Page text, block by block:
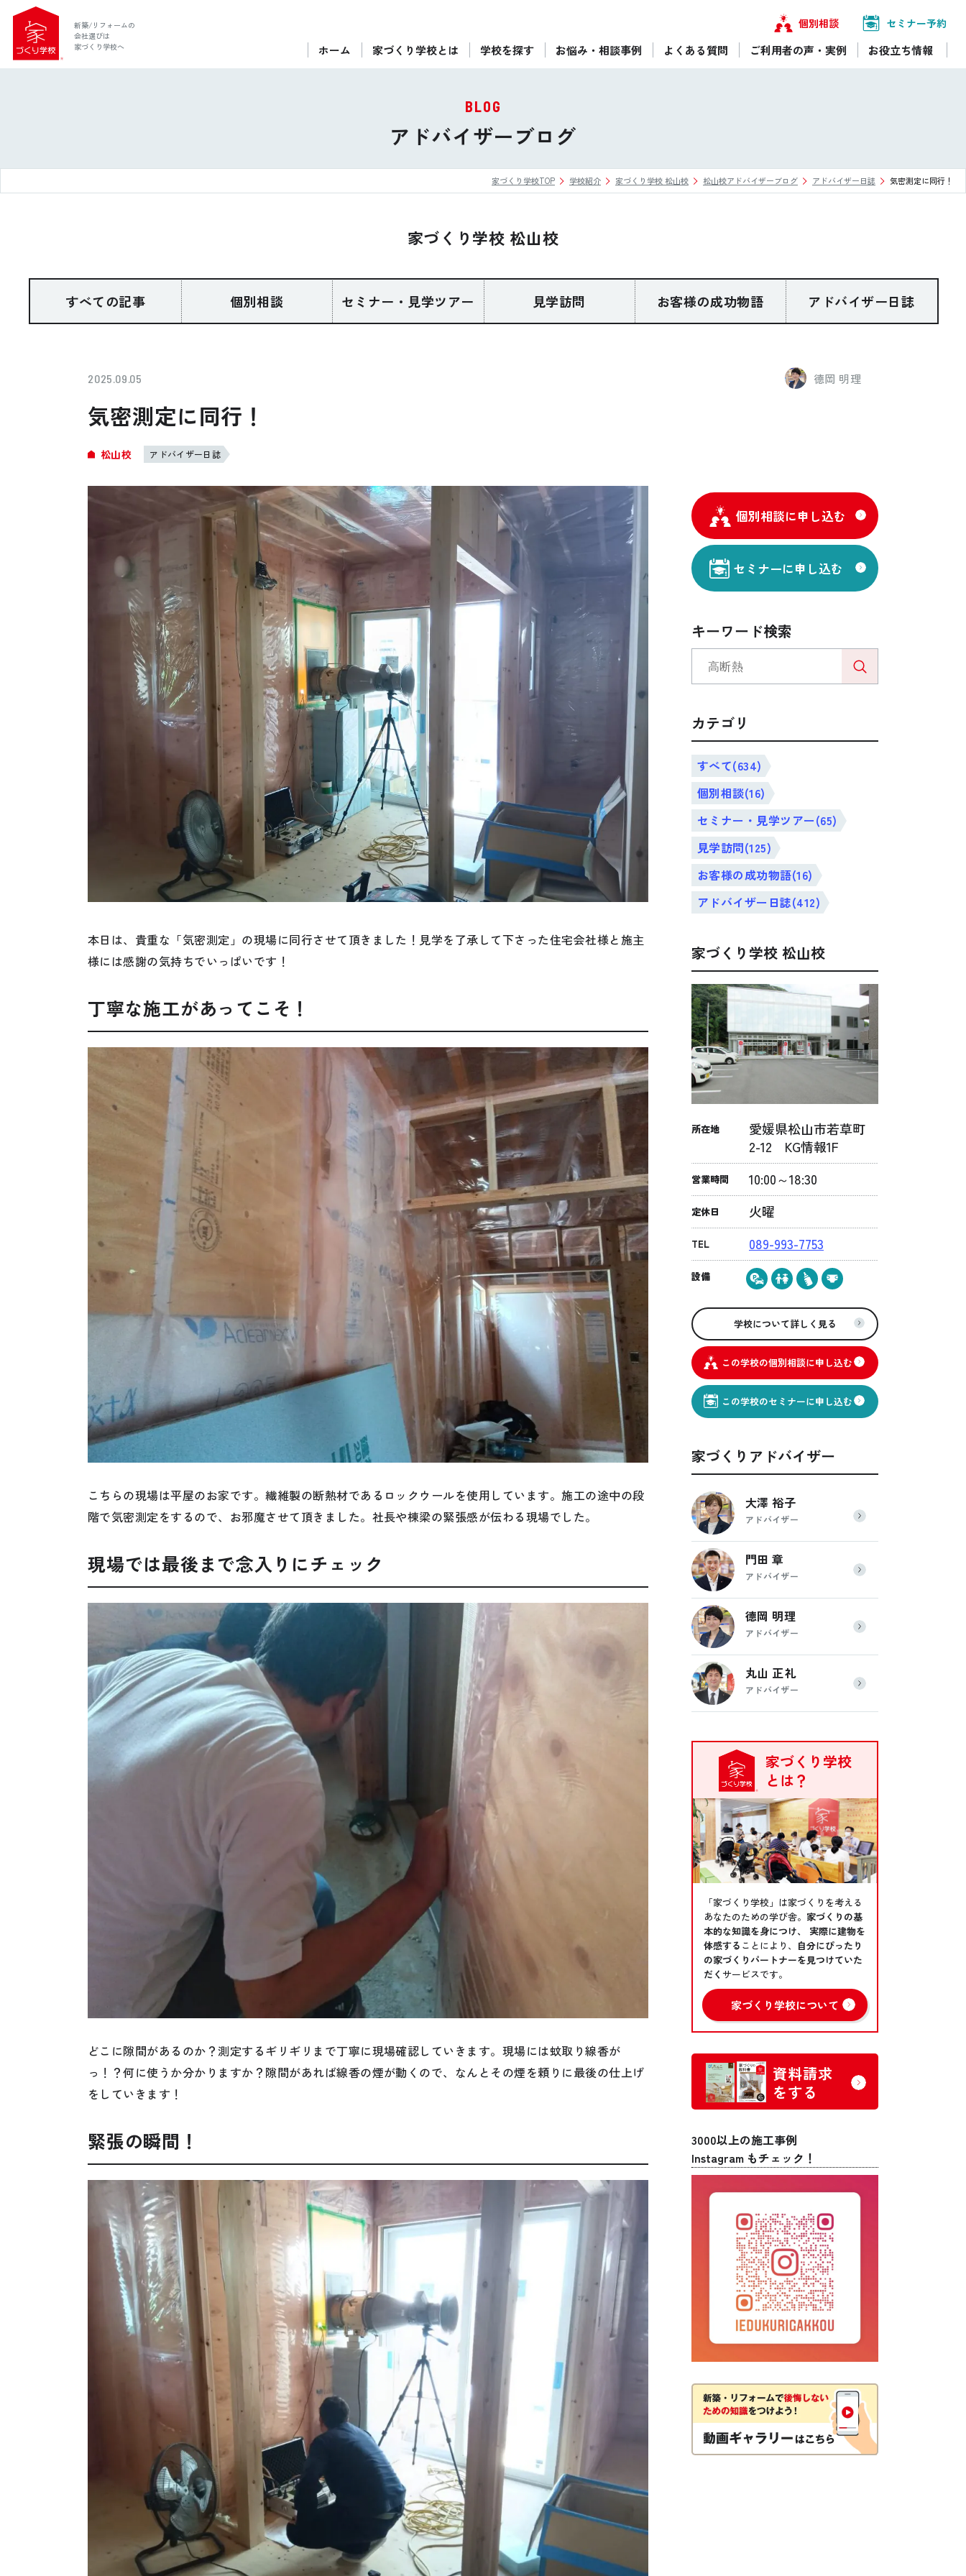
新築/リフォームの
会社選びは
家づくり学校へ
個別相談 セミナー予約
ホーム 家づくり学校とは 学校を探す お悩み・相談事例 よくある質問 ご利用者の声・実例 お役立ち情報
ぴったりの住宅会社をご提案
後悔しない家づくりをレクチャー
セミナーをみる
ご利用は無料！全国20校
お近くの学校を探す
家づくり学校とは
よくある質問
ご利用者の声・実例
お役立ち情報
公式SNSをチェック
YOUTUBE Instagram
プライバシーポリシー
BLOG
アドバイザーブログ
家づくり学校TOP 学校紹介 家づくり学校 松山校 松山校アドバイザーブログ アドバイザー日誌 気密測定に同行！
家づくり学校 松山校
すべての記事 個別相談 セミナー・見学ツアー 見学訪問 お客様の成功物語 アドバイザー日誌
2025.09.05 德岡 明理
気密測定に同行！
松山校 アドバイザー日誌
本日は、貴重な「気密測定」の現場に同行させて頂きました！見学を了承して下さった住宅会社様と施主
様には感謝の気持ちでいっぱいです！
丁寧な施工があってこそ！
こちらの現場は平屋のお家です。繊維製の断熱材であるロックウールを使用しています。施工の途中の段
階で気密測定をするので、お邪魔させて頂きました。社長や棟梁の緊張感が伝わる現場でした。
現場では最後まで念入りにチェック
どこに隙間があるのか？測定するギリギリまで丁寧に現場確認していきます。現場には蚊取り線香が
っ！？何に使うか分かりますか？隙間があれば線香の煙が動くので、なんとその煙を頼りに最後の仕上げ
をしていきます！
緊張の瞬間！
個別相談に申し込む
セミナーに申し込む
キーワード検索
カテゴリ
すべて(634)
個別相談(16)
セミナー・見学ツアー(65)
見学訪問(125)
お客様の成功物語(16)
アドバイザー日誌(412)
家づくり学校 松山校
所在地
愛媛県松山市若草町
2-12 KG情報1F
営業時間 10:00～18:30
定休日 火曜
TEL 089-993-7753
設備
学校について詳しく見る
この学校の個別相談に申し込む
この学校のセミナーに申し込む
家づくりアドバイザー
大澤 裕子
アドバイザー
門田 章
アドバイザー
德岡 明理
アドバイザー
丸山 正礼
アドバイザー
家づくり学校
とは？
「家づくり学校」は家づくりを考える
あなたのための学び舎。 家づくりの基
本的な知識を身につけ、 実際に建物を
体感する ことにより、
自分にぴったり
の家づくりパートナーを見つけていた
だく サービスです。
家づくり学校について
資料請求
をする
3000以上の施工事例
Instagram もチェック！